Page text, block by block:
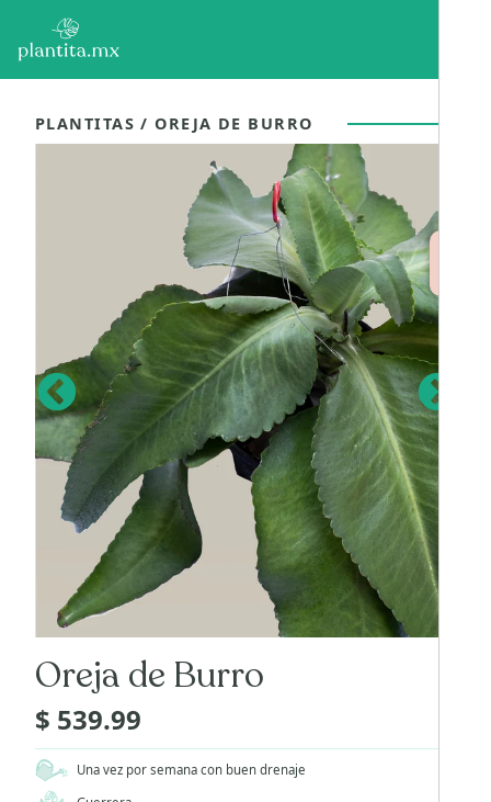
PLANTITAS /OREJA DE BURRO
Oreja de Burro
$ 539.99
Una vez por semana con buen drenaje